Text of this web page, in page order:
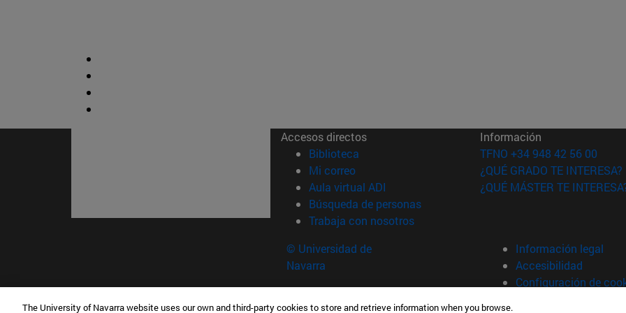
Accesos directos
Biblioteca (abre en nueva ventana)
Mi correo(abre en nueva ventana)
Aula virtual ADI (abre en nueva ventana)
Búsqueda de personas(abre en nueva ventana)
Trabaja con nosotros(abre en nueva ventana)
Información
TFNO +34 948 42 56 00
¿QUÉ GRADO TE INTERESA?
¿QUÉ MÁSTER TE
© Universidad de
Navarra
Información legal
Accesibilidad
Configuración de
Contacto
The University of Navarra website uses our own and third-party cookies to store and retrieve information when you browse.